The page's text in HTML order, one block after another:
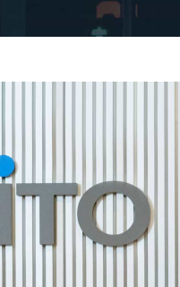
用情報
康経営
カスハラ対応方針